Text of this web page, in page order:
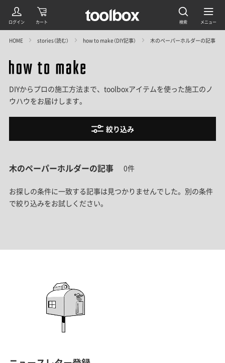
HOME stories（読む） how to make（DIY記事） 木のペーパーホルダーの記事
DIYからプロの施工方法まで、toolboxアイテムを使った施工のノ
ウハウをお届けします。
絞り込み
木のペーパーホルダーの記事 0件
お探しの条件に一致する記事は見つかりませんでした。 別の条件
で絞り込みをお試しください。